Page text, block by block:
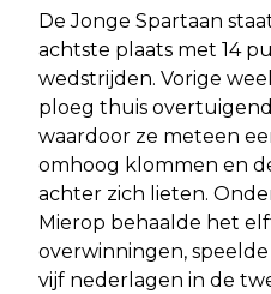
De Jonge Spartaan
achtste plaats met 14
wedstrijden. Vorige
ploeg thuis overtuigend
waardoor ze meteen
omhoog klommen en
achter zich lieten.
Mierop behaalde het
overwinningen,
vijf nederlagen in de